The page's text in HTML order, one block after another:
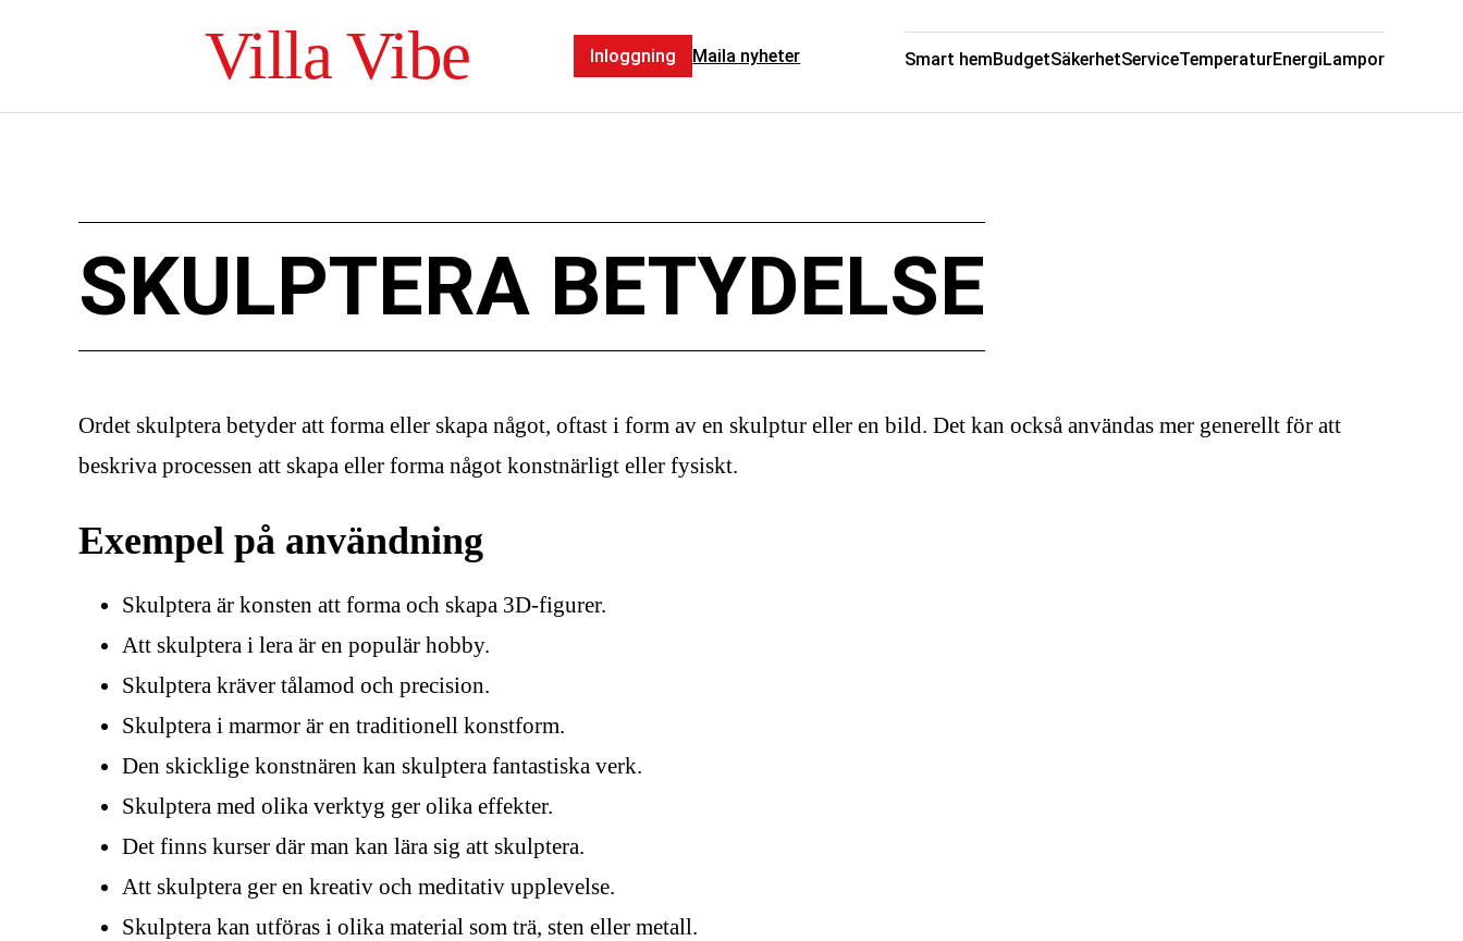
Villa Vibe Smart hemBudgetSäkerhetServiceTemperaturEnergiLampor
Inloggning Maila nyheter
SKULPTERA BETYDELSE
Ordet skulptera betyder att forma eller skapa något, oftast i form av en skulptur eller en bild. Det kan också användas mer generellt för att
beskriva processen att skapa eller forma något konstnärligt eller fysiskt.
Exempel på användning
Skulptera är konsten att forma och skapa 3D-figurer.
Att skulptera i lera är en populär hobby.
Skulptera kräver tålamod och precision.
Skulptera i marmor är en traditionell konstform.
Den skicklige konstnären kan skulptera fantastiska verk.
Skulptera med olika verktyg ger olika effekter.
Det finns kurser där man kan lära sig att skulptera.
Att skulptera ger en kreativ och meditativ upplevelse.
Skulptera kan utföras i olika material som trä, sten eller metall.